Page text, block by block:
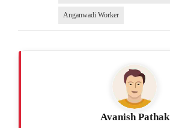
Anganwadi Worker
Avanish Pathak